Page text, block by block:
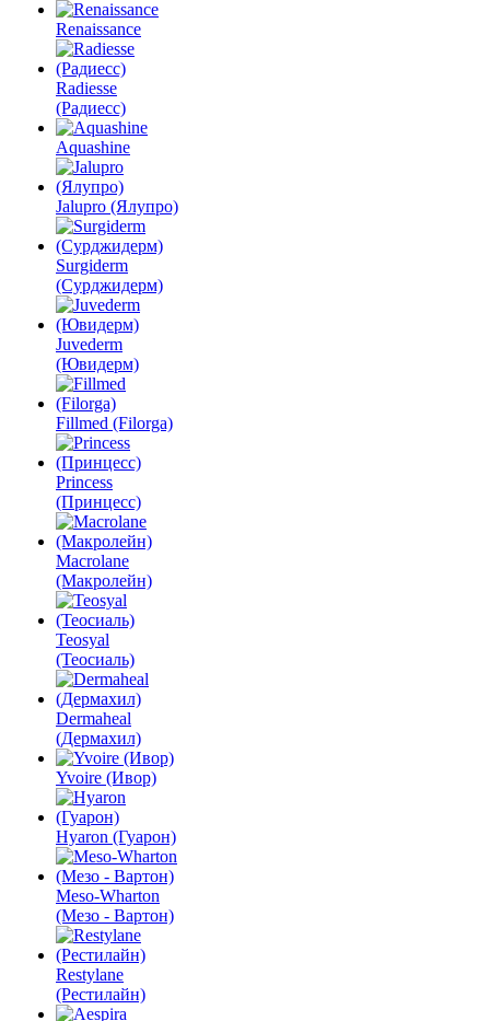
Renaissance
Radiesse
(Радиесс)
Aquashine
Jalupro (Ялупро)
Surgiderm
(Сурджидерм)
Juvederm
(Ювидерм)
Fillmed (Filorga)
Princess
(Принцесс)
Macrolane
(Макролейн)
Teosyal
(Теосиаль)
Dermaheal
(Дермахил)
Yvoire (Ивор)
Hyaron (Гуарон)
Meso-Wharton
(Мезо - Вартон)
Restylane
(Рестилайн)